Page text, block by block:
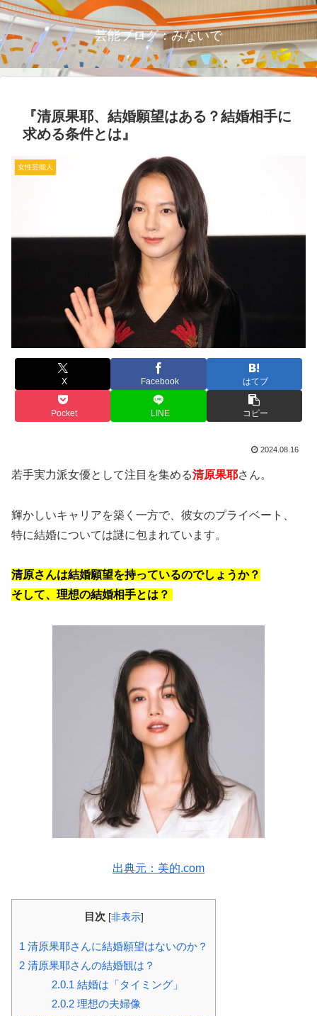
芸能ブログ：みないで
『清原果耶、結婚願望はある？結婚相手に
求める条件とは』
女性芸能人
X Facebook はてブ
Pocket LINE コピー
2024.08.16
若手実力派女優として注目を集める清原果耶さん。
輝かしいキャリアを築く一方で、彼女のプライベート、
特に結婚については謎に包まれています。
清原さんは結婚願望を持っているのでしょうか？
そして、理想の結婚相手とは？
出典元：美的.com
目次 [非表示]
1 清原果耶さんに結婚願望はないのか？
2 清原果耶さんの結婚観は？
2.0.1 結婚は「タイミング」
2.0.2理想の夫婦像